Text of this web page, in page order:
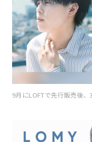
9月にLOFTで先行販売後